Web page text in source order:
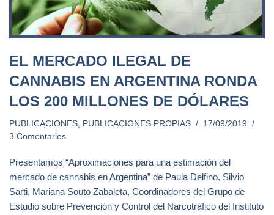
EL MERCADO ILEGAL DE
CANNABIS EN ARGENTINA RONDA
LOS 200 MILLONES DE DÓLARES
PUBLICACIONES, PUBLICACIONES PROPIAS
17/09/2019
3 Comentarios
Presentamos “Aproximaciones para una estimación del
mercado de cannabis en Argentina” de Paula Delfino, Silvio
Sarti, Mariana Souto Zabaleta, Coordinadores del Grupo de
Estudio sobre Prevención y Control del Narcotráfico del Instituto